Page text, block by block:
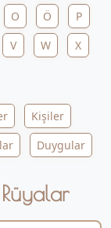
O Ö
P
V W
X
Kişiler
Duygular